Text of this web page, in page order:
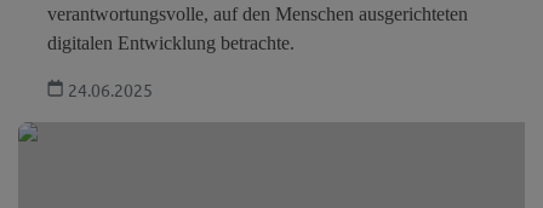
verantwortungsvolle, auf den Menschen ausgerichteten
digitalen Entwicklung betrachte.
24.06.2025